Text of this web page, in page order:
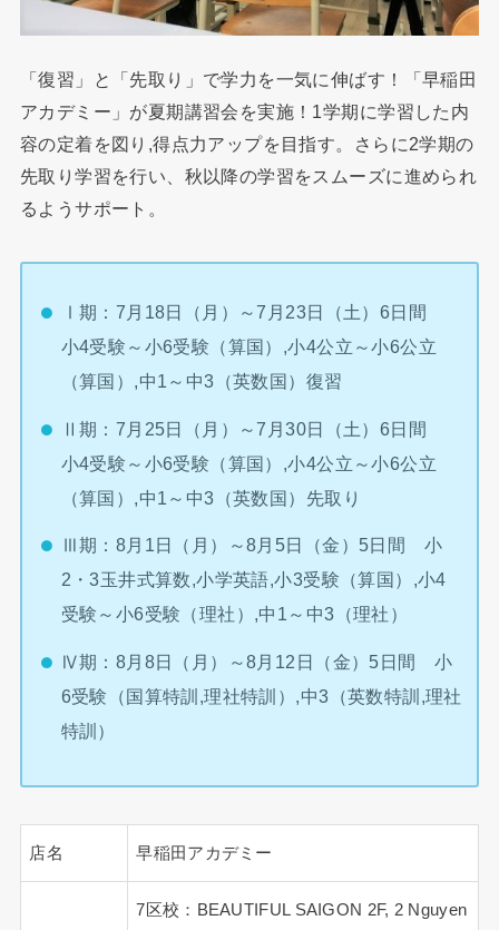
「復習」と「先取り」で学力を一気に伸ばす！「早稲田
アカデミー」が夏期講習会を実施！1学期に学習した内
容の定着を図り,得点力アップを目指す。さらに2学期の
先取り学習を行い、秋以降の学習をスムーズに進められ
るようサポート。
Ⅰ期：7月18日（月）～7月23日（土）6日間
小4受験～小6受験（算国）,小4公立～小6公立
（算国）,中1～中3（英数国）復習
Ⅱ期：7月25日（月）～7月30日（土）6日間
小4受験～小6受験（算国）,小4公立～小6公立
（算国）,中1～中3（英数国）先取り
Ⅲ期：8月1日（月）～8月5日（金）5日間 小
2・3玉井式算数,小学英語,小3受験（算国）,小4
受験～小6受験（理社）,中1～中3（理社）
Ⅳ期：8月8日（月）～8月12日（金）5日間 小
6受験（国算特訓,理社特訓）,中3（英数特訓,理社
特訓）
店名 早稲田アカデミー
7区校：BEAUTIFUL SAIGON 2F, 2 Nguyen